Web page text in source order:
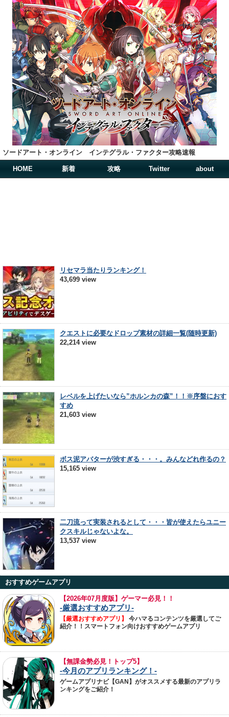
ソードアート・オンライン インテグラル・ファクター攻略速報
HOME 新着 攻略 Twitter about
リセマラ当たりランキング！
43,699 view
クエストに必要なドロップ素材の詳細一覧(随時更新)
22,214 view
レベルを上げたいなら”ホルンカの森”！！※序盤におす
すめ
21,603 view
ボス泥アバターが渋すぎる・・・。みんなどれ作るの？
15,165 view
二刀流って実装されるとして・・・皆が使えたらユニー
クスキルじゃないよな。
13,537 view
おすすめゲームアプリ
【2026年07月度版】ゲーマー必見！！
-厳選おすすめアプリ-
【厳選おすすめアプリ】
今ハマるコンテンツを厳選してご
紹介！！スマートフォン向けおすすめゲームアプリ
【無課金勢必見！トップ5】
-今月のアプリランキング！-
ゲームアプリナビ【GAN】がオススメする最新のアプリラ
ンキングをご紹介！